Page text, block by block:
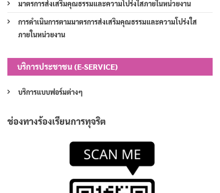
มาตรการส่งเสริมคุณธรรมและความโปร่งใสภายในหน่วยงาน
การดำเนินการตามมาตรการส่งเสริมคุณธรรมและความโปร่งใส
ภายในหน่วยงาน
บริการประชาชน (E-SERVICE)
บริการแบบฟอร์มต่างๆ
ช่องทางร้องเรียนการทุจริต